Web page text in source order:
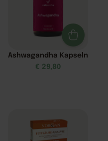
Ashwagandha Kapseln
€ 29,80